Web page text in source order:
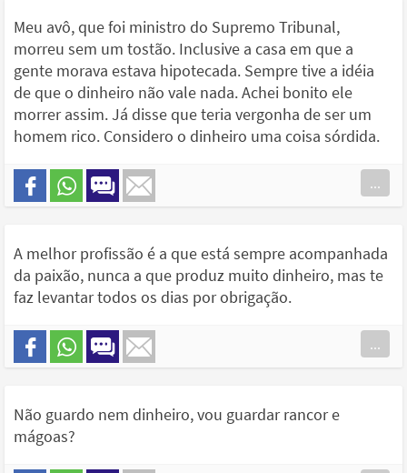
Meu avô, que foi ministro do Supremo Tribunal,
morreu sem um tostão. Inclusive a casa em que a
gente morava estava hipotecada. Sempre tive a idéia
de que o dinheiro não vale nada. Achei bonito ele
morrer assim. Já disse que teria vergonha de ser um
homem rico. Considero o dinheiro uma coisa sórdida.
...
A melhor profissão é a que está sempre acompanhada
da paixão, nunca a que produz muito dinheiro, mas te
faz levantar todos os dias por obrigação.
...
Não guardo nem dinheiro, vou guardar rancor e
mágoas?